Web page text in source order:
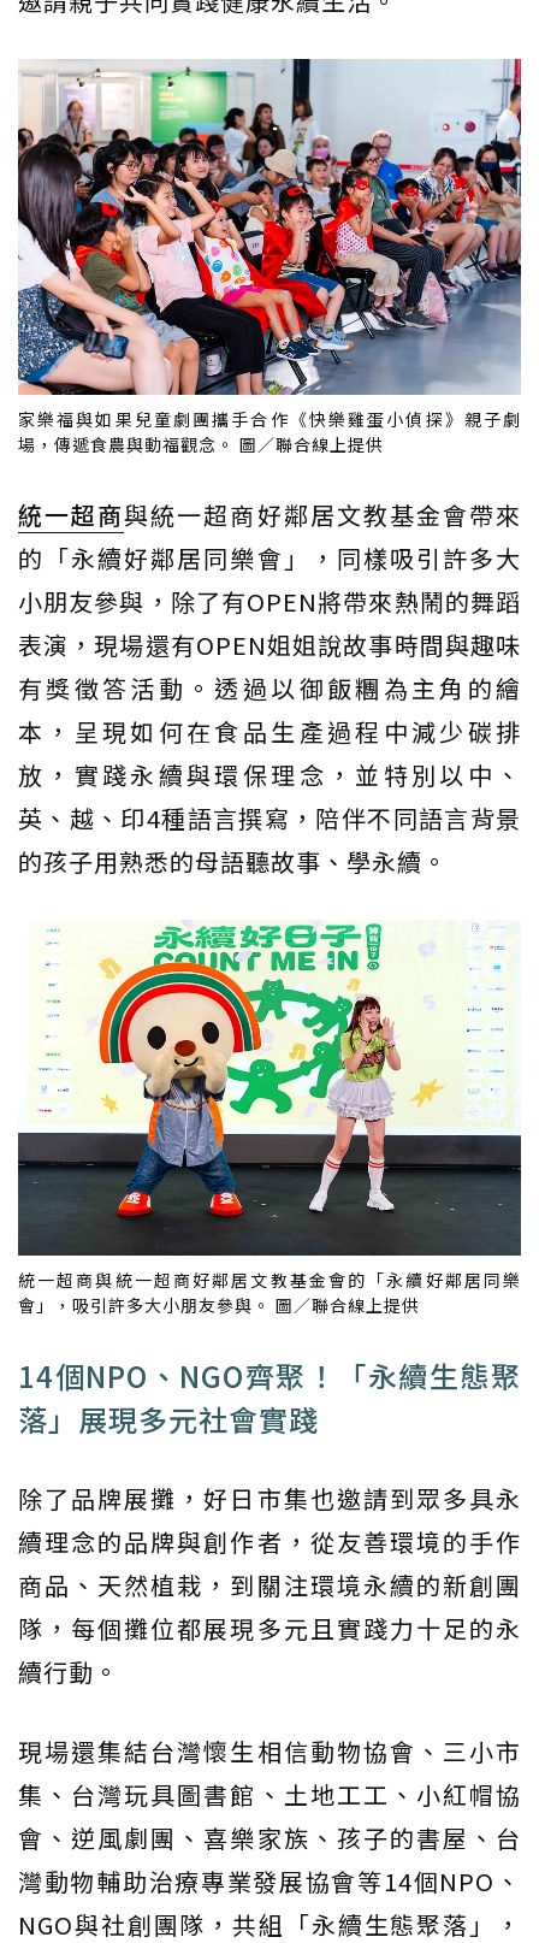
家樂福與如果兒童劇團攜手合作《快樂雞蛋小偵探》親子劇
場，傳遞食農與動福觀念。 圖／聯合線上提供
統一超商與統一超商好鄰居文教基金會帶來
的「永續好鄰居同樂會」，同樣吸引許多大
小朋友參與，除了有OPEN將帶來熱鬧的舞蹈
表演，現場還有OPEN姐姐說故事時間與趣味
有獎徵答活動。透過以御飯糰為主角的繪
本，呈現如何在食品生產過程中減少碳排
放，實踐永續與環保理念，並特別以中、
英、越、印4種語言撰寫，陪伴不同語言背景
的孩子用熟悉的母語聽故事、學永續。
統一超商與統一超商好鄰居文教基金會的「永續好鄰居同樂
會」，吸引許多大小朋友參與。 圖／聯合線上提供
14個NPO、NGO齊聚！「永續生態聚
落」展現多元社會實踐
除了品牌展攤，好日市集也邀請到眾多具永
續理念的品牌與創作者，從友善環境的手作
商品、天然植栽，到關注環境永續的新創團
隊，每個攤位都展現多元且實踐力十足的永
續行動。
現場還集結台灣懷生相信動物協會、三小市
集、台灣玩具圖書館、土地工工、小紅帽協
會、逆風劇團、喜樂家族、孩子的書屋、台
灣動物輔助治療專業發展協會等14個NPO、
NGO與社創團隊，共組「永續生態聚落」，